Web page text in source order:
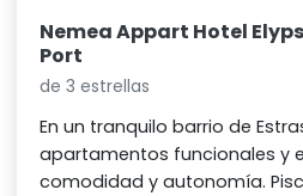
Nemea Appart Hotel
Port
de 3 estrellas
En un tranquilo barrio de
apartamentos funcionales y
comodidad y autonomía.